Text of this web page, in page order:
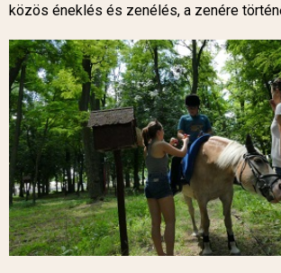
közös éneklés és zenélés, a zenére